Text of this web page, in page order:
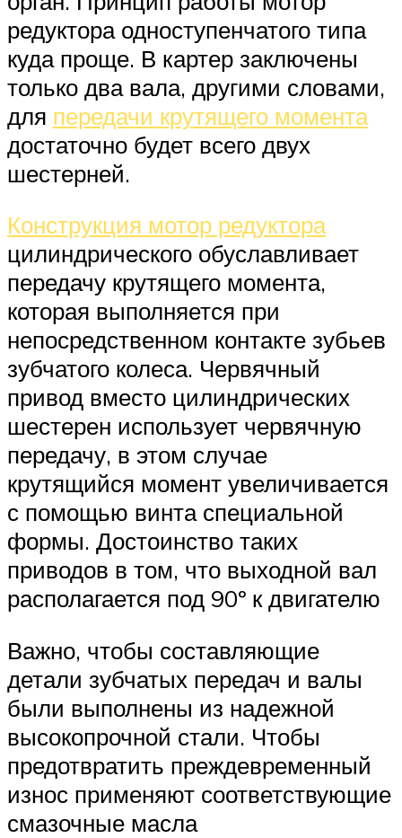
редуктора одноступенчатого типа
куда проще. В картер заключены
только два вала, другими словами,
для передачи крутящего момента
достаточно будет всего двух
шестерней.
Конструкция мотор редуктора
цилиндрического обуславливает
передачу крутящего момента,
которая выполняется при
непосредственном контакте зубьев
зубчатого колеса. Червячный
привод вместо цилиндрических
шестерен использует червячную
передачу, в этом случае
крутящийся момент увеличивается
с помощью винта специальной
формы. Достоинство таких
приводов в том, что выходной вал
располагается под 90º к двигателю
Важно, чтобы составляющие
детали зубчатых передач и валы
были выполнены из надежной
высокопрочной стали. Чтобы
предотвратить преждевременный
износ применяют соответствующие
смазочные масла